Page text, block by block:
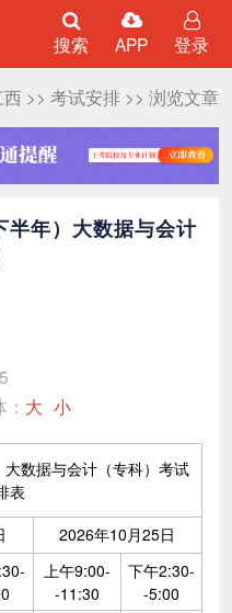
搜索 APP 登录
西>> 考试安排>> 浏览文章
年）大数据与会计
大 小
数据与会计（专科）考试
表
2026年10月25日
上午9:00-
-11:30
下午2:30-
-5:00